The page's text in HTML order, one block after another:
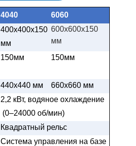
4040
6060
400x400x150
мм
600x600x150
мм
150мм 150мм
440x440 мм
660x660 мм
2,2 кВт, водяное охлаждение
(0–24000 об/мин)
Квадратный рельс
Система управления на базе